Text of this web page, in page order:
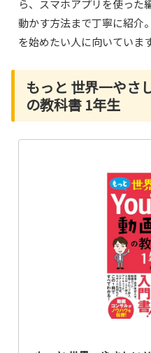
ら、スマホアプリを使った
動かす方法まで丁寧に紹介
を始めたい人に向いています
もっと 世界一やさ
の教科書 1年生